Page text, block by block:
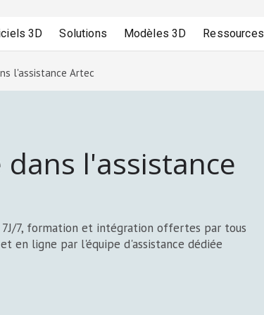
3D Solutions Modèles 3D Ressources
l'assistance Artec
dans l'assistance
7J/7, formation et intégration offertes par tous
en ligne par l'équipe d'assistance dédiée